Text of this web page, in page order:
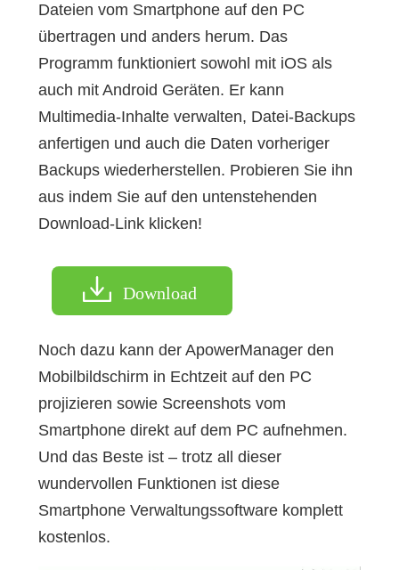
Dateien vom Smartphone auf den PC
übertragen und anders herum. Das
Programm funktioniert sowohl mit iOS als
auch mit Android Geräten. Er kann
Multimedia-Inhalte verwalten, Datei-Backups
anfertigen und auch die Daten vorheriger
Backups wiederherstellen. Probieren Sie ihn
aus indem Sie auf den untenstehenden
Download-Link klicken!
Download
Noch dazu kann der ApowerManager den
Mobilbildschirm in Echtzeit auf den PC
projizieren sowie Screenshots vom
Smartphone direkt auf dem PC aufnehmen.
Und das Beste ist – trotz all dieser
wundervollen Funktionen ist diese
Smartphone Verwaltungssoftware komplett
kostenlos.